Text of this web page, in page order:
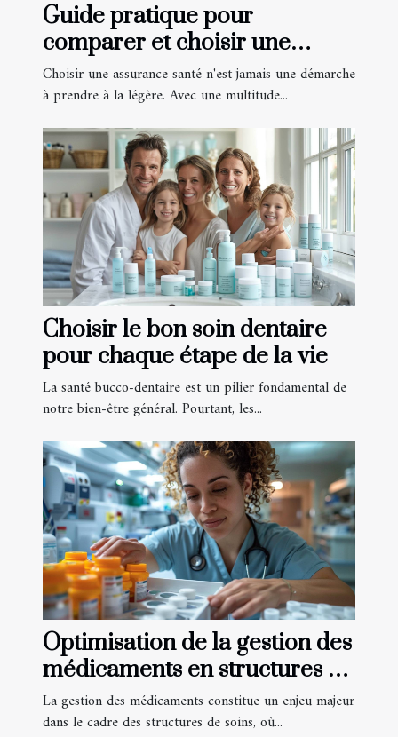
Guide pratique pour
comparer et choisir une
assurance santé en ligne
Choisir une assurance santé n'est jamais une démarche
à prendre à la légère. Avec une multitude...
Choisir le bon soin dentaire
pour chaque étape de la vie
La santé bucco-dentaire est un pilier fondamental de
notre bien-être général. Pourtant, les...
Optimisation de la gestion des
médicaments en structures de
soins
La gestion des médicaments constitue un enjeu majeur
dans le cadre des structures de soins, où...